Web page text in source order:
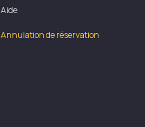
Aide
Annulation de réservation